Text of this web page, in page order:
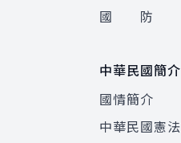
國 防
中華民國簡介
國情簡介
中華民國憲法